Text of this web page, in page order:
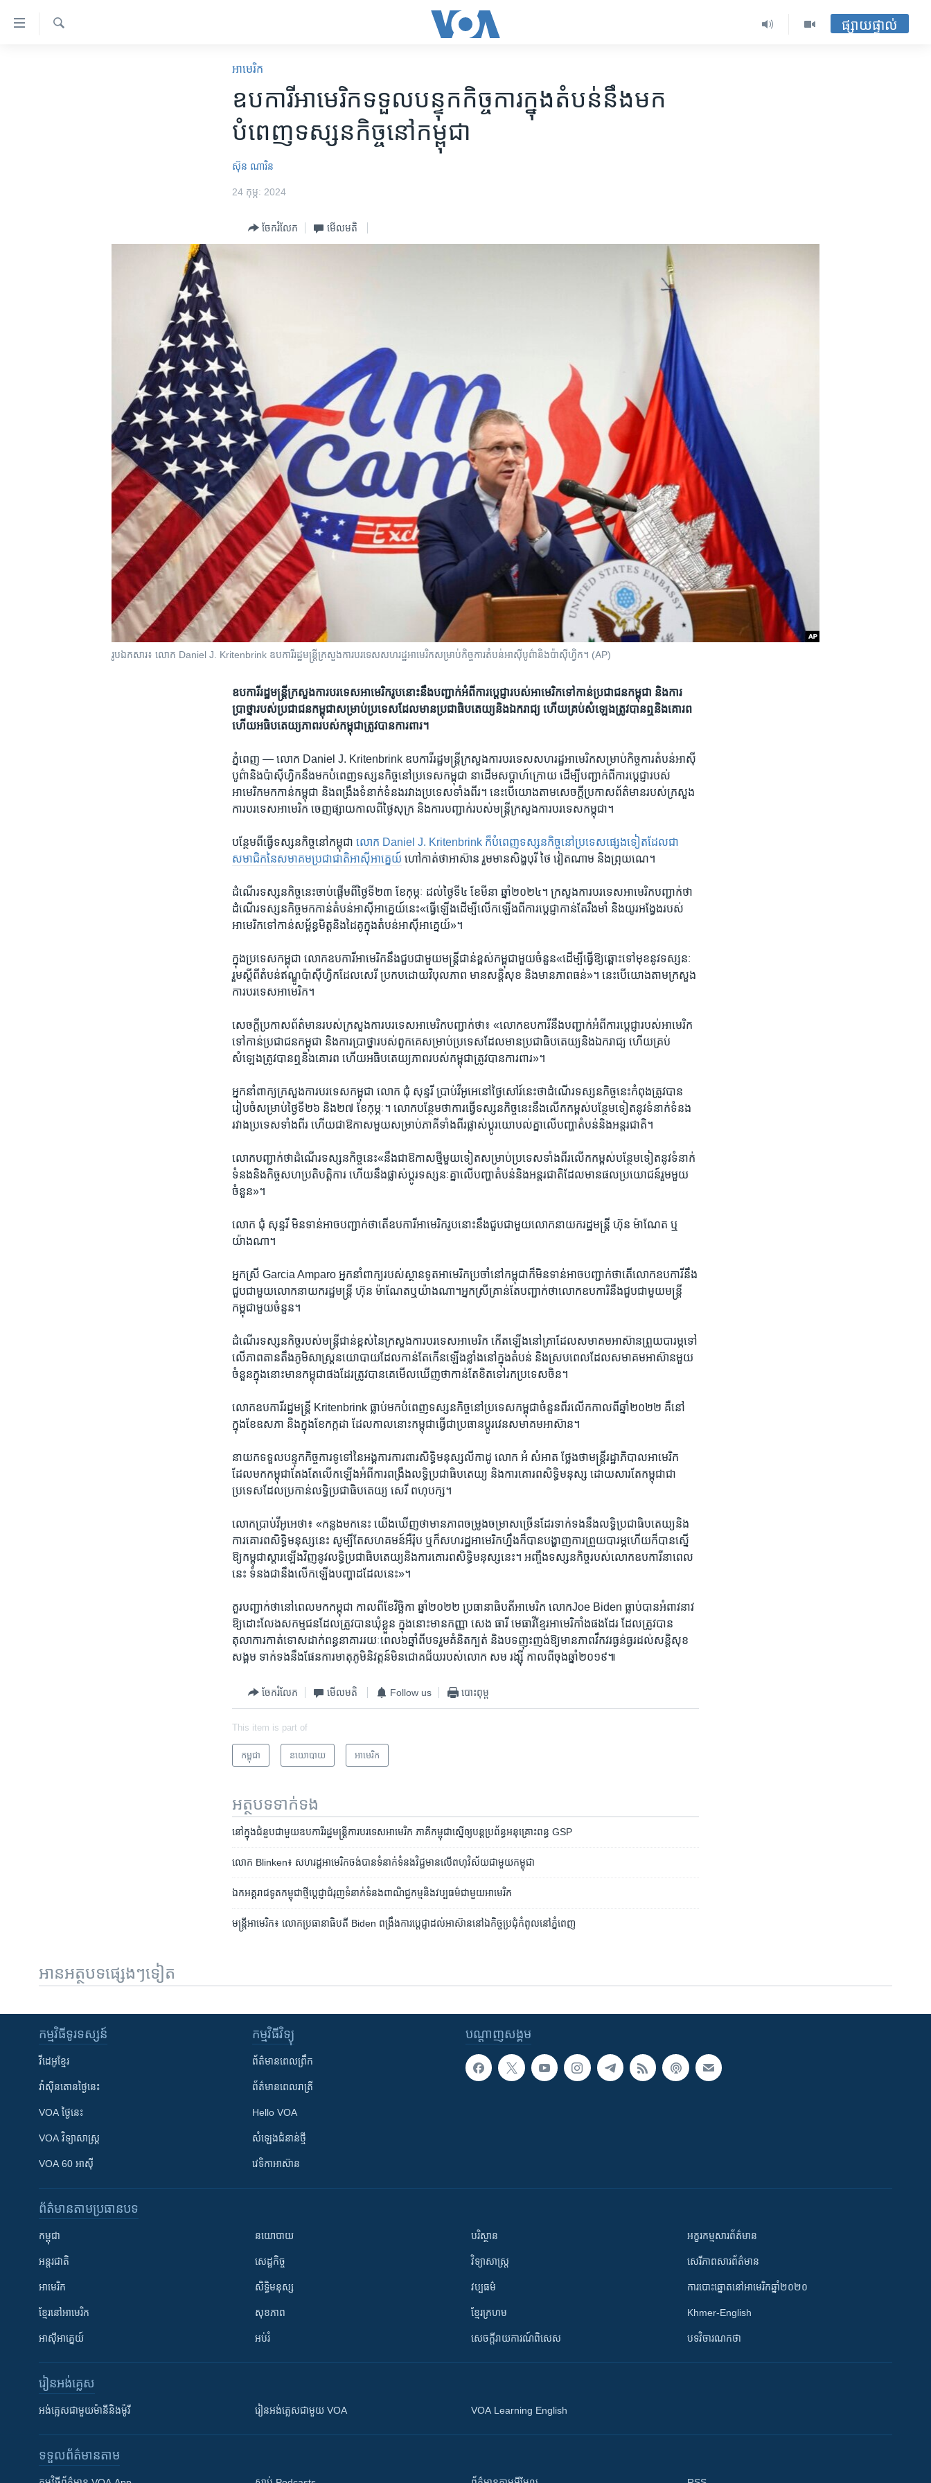
ទៅ​
ផ្សាយផ្ទាល់
អាមេរិក​
ឧបការី​អាមេរិក​ទទួល​បន្ទុក​កិច្ចការ​ក្នុង​តំបន់​នឹង​មក​
បំពេញ​ទស្សនកិច្ច​នៅ​កម្ពុជា
ស៊ុន ណារិន
24 កុម្ភៈ 2024
ចែករំលែក មើល​មតិ
រូបឯកសារ៖ លោក Daniel J. Kritenbrink ឧបការី​រដ្ឋមន្រ្តី​ក្រសួង​ការបរទេស​សហរដ្ឋអាមេរិក​សម្រាប់​កិច្ចការ​តំបន់​អាស៊ី​បូព៌ា​និង​ប៉ាស៊ីហ្វិក។ (AP)
ឧបការី​រដ្ឋមន្រ្តី​ក្រសួង​ការបរទេស​អាមេរិក​រូប​នោះ​នឹង​បញ្ជាក់​អំពី​ការ​ប្តេជ្ញា​របស់​អាមេរិក​ទៅ​កាន់​ប្រជាជន​កម្ពុជា និង​ការ​
ប្រាថ្នា​របស់​ប្រជាជន​កម្ពុជា​សម្រាប់​ប្រទេស​ដែល​មាន​ប្រជាធិបតេយ្យ​និង​ឯករាជ្យ ហើយ​គ្រប់​សំឡេង​ត្រូវ​បាន​ឮ​និង​គោរព
ហើយ​អធិបតេយ្យ​ភាព​របស់​កម្ពុជា​ត្រូវ​បាន​ការពារ។
ភ្នំពេញ —លោក Daniel J. Kritenbrink ឧបការី​រដ្ឋមន្រ្តី​ក្រសួង​ការបរទេស​សហរដ្ឋអាមេរិក​សម្រាប់​កិច្ចការ​តំបន់​អាស៊ី​
បូព៌ា​និង​ប៉ាស៊ីហ្វិក​នឹង​មក​បំពេញ​ទស្សនកិច្ច​នៅ​ប្រទេស​កម្ពុជា នា​ដើម​សប្តាហ៍​ក្រោយ ដើម្បី​បញ្ជាក់​ពី​ការ​ប្តេជ្ញា​របស់​
អាមេរិក​មក​កាន់​កម្ពុជា និង​ពង្រឹង​ទំនាក់​ទំនង​រវាង​ប្រទេស​ទាំង​ពីរ។ នេះ​បើ​យោង​តាម​សេចក្តី​ប្រកាស​ព័ត៌មាន​របស់​ក្រសួង​
ការបរទេស​អាមេរិក ចេញ​ផ្សាយ​កាល​ពី​ថ្ងៃ​សុក្រ និង​ការ​បញ្ជាក់​របស់​មន្រ្តី​ក្រសួង​ការបរទេស​កម្ពុជា។
បន្ថែម​ពី​ធ្វើ​ទស្សន​កិច្ច​នៅ​កម្ពុជាលោក Daniel J. Kritenbrink ក៏​បំពេញ​ទស្សនកិច្ច​នៅ​ប្រទេស​ផ្សេង​ទៀត​ដែល​ជា​
សមាជិក​នៃ​សមាគម​ប្រជាជាតិ​អាស៊ី​អាគេ្នយ៍ ហៅ​កាត់​ថា​អាស៊ាន រួម​មាន​សិង្ហបុរី ថៃ វៀតណាម និង​ព្រុយណេ។
ដំណើរ​ទស្សន​កិច្ច​នេះចាប់​ផ្តើម​ពី​ថ្ងៃ​ទី​២៣ ខែ​កុម្ភៈ ដល់​ថ្ងៃ​ទី​៤ ខែ​មីនា ឆ្នាំ២០២៤។ ក្រសួង​ការបរទេស​អាមេរិក​បញ្ជាក់​ថា​
ដំណើរ​ទស្សន​កិច្ច​មក​កាន់​តំបន់​អាស៊ី​អាគ្នេយ៍​នេះ«ធ្វើ​ឡើង​ដើម្បី​លើក​ឡើង​ពី​ការ​ប្តេជ្ញា​កាន់​តែ​រឹងមាំ និង​យូរ​អង្វែង​របស់​
អាមេរិក​ទៅ​កាន់​សម្ព័ន្ធ​មិត្ត​និង​ដៃ​គូ​ក្នុង​តំបន់​អាស៊ី​អាគេ្នយ៍»។
ក្នុង​ប្រទេស​កម្ពុជា លោក​ឧបការី​អាមេរិក​នឹង​ជួប​ជាមួយ​មន្រ្តី​ជាន់​ខ្ពស់​កម្ពុជា​មួយ​ចំនួន​«ដើម្បី​ធ្វើ​ឱ្យឆ្ពោះ​ទៅ​មុខ​នូវ​ទស្សនៈ
រួម​ស្តីពី​តំបន់​ឥណ្ឌូ​ប៉ាស៊ីហ្វិក​ដែល​សេរី ប្រកប​ដោយ​វិបុល​ភាព មាន​សន្តិសុខ និង​មាន​ភាព​ធន់»។ នេះ​បើ​យោង​តាម​ក្រសួង​
ការបរទេស​អាមេរិក។
សេចក្តី​ប្រកាស​ព័ត៌មាន​របស់​ក្រសួង​ការបរទេស​អាមេរិក​បញ្ជាក់​ថា៖ «លោក​ឧបការី​នឹង​បញ្ជាក់​អំពី​ការ​ប្តេជ្ញា​របស់​អាមេរិក​
ទៅ​កាន់​ប្រជាជន​កម្ពុជា និង​ការ​ប្រាថ្នា​របស់​ពួកគេ​សម្រាប់​ប្រទេស​ដែល​មាន​ប្រជាធិប​តេយ្យ​និង​ឯករាជ្យ ហើយ​គ្រប់​
សំឡេង​ត្រូវ​បាន​ឮ​និង​គោរព ហើយ​អធិបតេយ្យ​ភាព​របស់​កម្ពុជា​ត្រូវ​បាន​ការពារ»។
អ្នកនាំពាក្យ​ក្រសួង​ការបរទេស​កម្ពុជា លោក ជុំ សុន្ទរី ប្រាប់​វីអូអេ​នៅ​ថ្ងៃ​សៅរ៍​នេះ​ថា​ដំណើរ​ទស្សន​កិច្ច​នេះ​កំពុង​ត្រូវ​បាន​
រៀបចំ​សម្រាប់​ថ្ងៃ​ទី​២៦ និង​២៧ ខែ​កុម្ភៈ។ លោក​បន្ថែម​ថា​ការ​ធ្វើ​ទស្សន​កិច្ច​នេះ​នឹង​លើក​កម្ពស់​បន្ថែម​ទៀត​នូវ​ទំនាក់​ទំនង​
រវាង​ប្រទេស​ទាំង​ពីរ ហើយ​ជា​ឱកាស​មួយ​សម្រាប់​ភាគី​ទាំង​ពីរ​ផ្លាស់​ប្តូរ​យោបល់​គ្នា​លើ​បញ្ហា​តំបន់​និង​អន្តរ​ជាតិ។
លោក​បញ្ជាក់​ថា​ដំណើរ​ទស្សន​កិច្ច​នេះ​«នឹង​ជា​ឱកាស​ថ្មីមួយ​ទៀត​សម្រាប់​ប្រទេស​ទាំង​ពីរ​លើក​កម្ពស់​បន្ថែម​ទៀត​នូវ​ទំនាក់​
ទំនង​និង​កិច្ច​សហ​ប្រតិបត្តិការ ហើយ​នឹង​ផ្លាស់​ប្តូរ​ទស្សនៈ​គ្នា​លើ​បញ្ហា​តំបន់​និង​អន្តរ​ជាតិ​ដែល​មាន​ផល​ប្រយោ​ជន៍​រួម​មួយ​
ចំនួន»។
លោក ជុំ សុន្ទរី មិន​ទាន់​អាច​បញ្ជាក់​ថា​តើ​ឧបការី​អាមេរិក​រូប​នោះ​នឹង​ជួប​ជាមួយ​លោក​នាយក​រដ្ឋមន្រ្តី ហ៊ុន ម៉ាណែត ឬ
យ៉ាងណា។
អ្នកស្រី Garcia Amparo អ្នកនាំពាក្យ​របស់​ស្ថាន​ទូត​អាមេរិកប្រចាំ​នៅ​កម្ពុជា​ក៏​មិន​ទាន់​អាច​បញ្ជាក់​ថា​តើ​លោក​ឧបការី​នឹង​
ជួប​ជាមួយ​លោក​នាយក​រដ្ឋមន្រ្តី ហ៊ុន ម៉ាណែត​ឬយ៉ាងណា។​អ្នកស្រី​គ្រាន់​តែ​បញ្ជាក់​ថា​លោក​ឧបការិ​នឹង​ជួប​ជាមួយ​មន្រ្តី​
កម្ពុជា​មួយ​ចំនួន។
ដំណើរ​ទស្សនកិច្ច​របស់​មន្រ្តី​ជាន់​ខ្ពស់​នៃ​ក្រសួង​ការបរទេស​អាមេរិក កើត​ឡើង​នៅ​គ្រា​ដែល​សមាគម​អាស៊ាន​ព្រួយ​បារម្ភ​ទៅ​
លើ​ភាព​តាន​តឹង​ភូមិសាស្រ្ត​នយោបាយ​ដែល​កាន់​តែ​កើន​ឡើង​ខ្លាំង​នៅ​ក្នុង​តំបន់ និង​ស្រប​ពេល​ដែល​សមាគម​អាស៊ាន​មួយ​
ចំនួន​ក្នុង​នោះ​មាន​កម្ពុជា​ផង​ដែរ​ត្រូវ​បាន​គេ​មើល​ឃើញ​ថា​កាន់​តែ​ខិត​ទៅ​រក​ប្រទេស​ចិន។
លោក​ឧបការី​រដ្ឋមន្រ្តី Kritenbrink ធ្លាប់​មក​បំពេញ​ទស្សនកិច្ច​នៅ​ប្រទេស​កម្ពុជា​ចំនួន​ពីរ​លើក​កាល​ពី​ឆ្នាំ​២០២២ គឺ​នៅ​
ក្នុង​ខែ​ឧសភា និង​ក្នុង​ខែ​កក្កដា ដែល​កាល​នោះ​កម្ពុជា​ធ្វើ​ជា​ប្រធាន​ប្តូរវេន​សមាគម​អាស៊ាន។
នាយក​ទទួល​បន្ទុក​កិច្ចការ​ទូទៅ​នៃ​អង្គការ​ការពារ​សិទ្ធិ​មនុស្ស​លីកាដូ ​លោក ​អំ សំអាត ថ្លែង​ថា​មន្រ្តី​រដ្ឋាភិបាល​អាមេរិក​
ដែល​មក​កម្ពុជា​តែង​តែ​លើក​ឡើង​អំពី​ការ​ពង្រឹង​លទ្ធិ​ប្រជាធិប​តេយ្យ និង​ការ​គោរព​សិទ្ធិ​មនុស្ស ដោយសារ​តែ​កម្ពុជា​ជា​
ប្រទេស​ដែល​ប្រកាន់​លទ្ធិ​ប្រជាធិបតេយ្យ សេរី ពហុបក្ស។
លោក​ប្រាប់​វីអូអេ​ថា៖ «កន្លងមក​នេះ យើង​ឃើញ​ថា​មាន​ភាព​ចម្រូង​ចម្រាស​ច្រើន​ដែរ​ទាក់​ទង​នឹង​លទ្ធិ​ប្រជាធិបតេយ្យ​និង​
ការ​គោរព​សិទ្ធិ​មនុស្ស​នេះ សូម្បី​តែ​សហគមន៍​អឺរ៉ុប ឬក៏​សហរដ្ឋអាមេរិក​ហ្នឹង​ក៏​បាន​បង្ហាញ​ការ​ព្រួយ​បារម្ភ​ហើយ​ក៏​បាន​ស្នើ​
ឱ្យកម្ពុជា​ស្តារ​ឡើង​វិញ​នូវ​លទ្ធិ​ប្រជាធិបតេយ្យ​និង​ការ​គោរព​សិទ្ធិ​មនុស្ស​នេះ។ អញ្ចឹង​ទស្សន​កិច្ច​របស់​លោក​ឧបការី​នា​ពេល​
នេះ ​ទំនង​ជា​នឹង​លើក​ឡើង​បញ្ហា​ដដែល​នេះ»។
គួរ​បញ្ជាក់​ថា​នៅ​ពេល​មក​កម្ពុជា កាល​ពី​ខែ​វិច្ឆិកា ​ឆ្នាំ​២០២២ ប្រធានា​ធិបតី​អាមេរិក លោកJoe Biden ធ្លាប់​បាន​អំពាវនាវ​
ឱ្យ​ដោះ​លែង​សកម្ម​ជន​ដែល​ត្រូវ​បាន​ឃុំ​ខ្លួន ក្នុង​នោះ​មាន​កញ្ញា សេង ធារី មេធាវី​ខ្មែរ​អាមេរិកាំង​ផង​ដែរ ដែល​ត្រូវ​បាន​
តុលាការ​កាត់​ទោស​ដាក់​ពន្ធនាគារ​រយៈ​ពេល​៦​ឆ្នាំ​ពី​បទ​រួម​គំនិត​ក្បត់​ និង​បទ​ញុះ​ញង់​ឱ្យ​មាន​ភាព​វឹកវរ​ធ្ងន់ធ្ងរ​ដល់​សន្តិសុខ​
សង្គម ​ទាក់​ទង​នឹង​ផែន​ការ​មាតុភូមិ​និវត្តន៍​មិន​ជោគ​ជ័យ​របស់​លោក ​សម រង្ស៊ី ​កាល​ពី​ចុង​ឆ្នាំ​២០១៩៕
ចែករំលែក មើល​មតិ Follow us បោះពុម្ព
This item is part of
កម្ពុជា នយោបាយ អាមេរិក​
អត្ថបទ​ទាក់ទង
នៅ​ក្នុង​ជំនួប​ជាមួយ​ឧបការី​រដ្ឋមន្ត្រី​ការ​បរទេស​អាមេរិក ភាគី​កម្ពុជា​​ស្នើ​ឲ្យ​បន្ត​ប្រព័ន្ធ​អនុ​គ្រោះ​ពន្ធ​ GSP
លោក Blinken៖ សហរដ្ឋ​អាមេរិក​ចង់បាន​ទំនាក់ទំនង​វិជ្ជមាន​លើ​ពហុវិស័យ​ជាមួយ​កម្ពុជា
ឯកអគ្គរាជទូត​កម្ពុជា​ថ្មី​ប្តេជ្ញា​​ជំរុញ​ទំនាក់ទំនង​ពាណិជ្ជកម្ម​និង​វប្បធម៌​​ជាមួយ​អាមេរិក​
មន្ត្រី​អាមេរិក៖ ​លោក​ប្រធានាធិបតី ​Biden ​ពង្រឹង​ការ​ប្តេជ្ញា​​ដល់​អាស៊ាន​នៅ​ឯ​កិច្ច​ប្រជុំ​កំពូល​នៅ​ភ្នំពេញ​
អានអត្ថបទផ្សេងៗទៀត
បណ្តាញ​សង្គម
កម្មវិធី​ទូរទស្សន៍
វីដេអូ​ខ្មែរ
វ៉ាស៊ីនតោន​ថ្ងៃ​នេះ
VOA ថ្ងៃនេះ
VOA ​វិទ្យាសាស្ត្រ
VOA 60 អាស៊ី
កម្មវិធី​វិទ្យុ
ព័ត៌មាន​ពេល​ព្រឹក
ព័ត៌មាន​​ពេល​រាត្រី
Hello VOA
សំឡេង​ជំនាន់​ថ្មី
វេទិកា​អាស៊ាន
ព័ត៌មាន​តាមប្រធានបទ​
កម្ពុជា
អន្តរជាតិ
អាមេរិក
ខ្មែរ​នៅអាមេរិក
អាស៊ីអាគ្នេយ៍
នយោបាយ
សេដ្ឋកិច្ច
សិទ្ធិមនុស្ស
សុខភាព
អប់រំ
បរិស្ថាន
វិទ្យាសាស្រ្ត
វប្បធម៌
ខ្មែរក្រហម
សេចក្តីរាយការណ៍ពិសេស
អក្ខរកម្មសារព័ត៌មាន
សេរីភាពសារព័ត៌មាន
ការបោះឆ្នោតនៅអាមេរិកឆ្នាំ២០២០
Khmer-English
បទវិចារណកថា
រៀន​​អង់គ្លេស
អង់គ្លេស​ជាមួយ​ម៉ានី​និង​ម៉ូរី រៀន​​​​​​អង់គ្លេស​​ជាមួយ VOA VOA Learning English
ទទួល​ព័ត៌មាន​តាម